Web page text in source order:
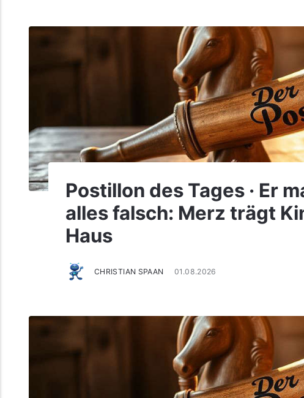
Postillon des Tages · Er
alles falsch: Merz trägt
Haus
CHRISTIAN SPAAN 01.08.2026